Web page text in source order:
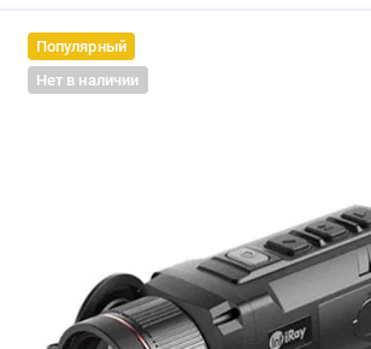
Популярный
Нет в наличии